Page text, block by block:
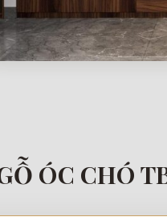
ÓC CHÓ